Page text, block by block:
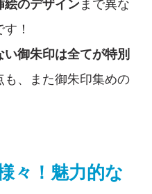
絵のデザインまで異な
！
御朱印は全てが特別
も、また御朱印集めの
々！魅力的な